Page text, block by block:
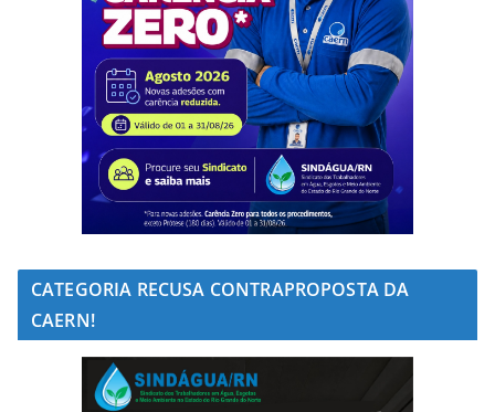
CATEGORIA RECUSA CONTRAPROPOSTA DA
CAERN!